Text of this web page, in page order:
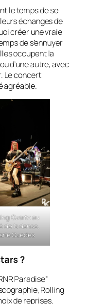
le temps de se
échanges de
créer une vraie
de s’ennuyer
occupent la
d’une autre, avec
Le concert
agréable.
Quartz au
de la danse,
Guedes
?
Paradise”
Rolling
de reprises.